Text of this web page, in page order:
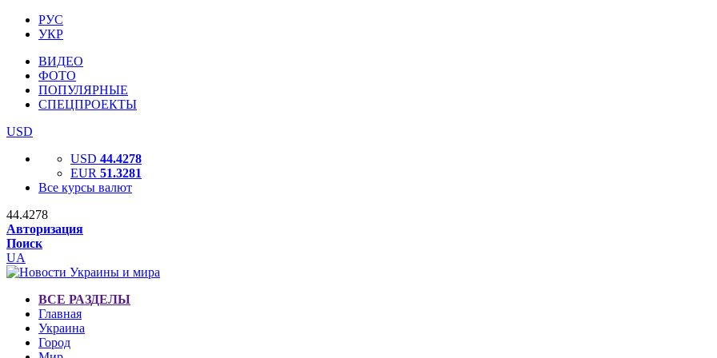
РУС
УКР
ВИДЕО
ФОТО
ПОПУЛЯРНЫЕ
СПЕЦПРОЕКТЫ
USD
USD 44.4278
EUR 51.3281
Все курсы валют
44.4278
Авторизация
Поиск
UA
ВСЕ РАЗДЕЛЫ
Главная
Украина
Город